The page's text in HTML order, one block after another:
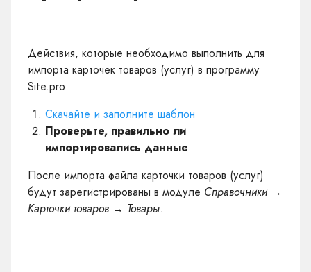
Действия, которые необходимо выполнить для
импорта карточек товаров (услуг) в программу
Site.pro:
Скачайте и заполните шаблон
Проверьте, правильно ли
импортировались данные
После импорта файла карточки товаров (услуг)
будут зарегистрированы в модуле Справочники →
Карточки товаров → Товары.